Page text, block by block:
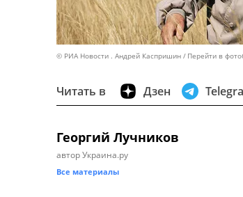
© РИА Новости . Андрей Каспришин Перейти в
Читать в Дзен
Георгий Лучников
автор Украина.ру
Все материалы